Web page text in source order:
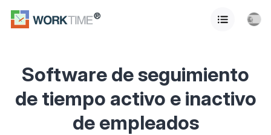
Software de seguimiento
de tiempo activo e inactivo
de empleados